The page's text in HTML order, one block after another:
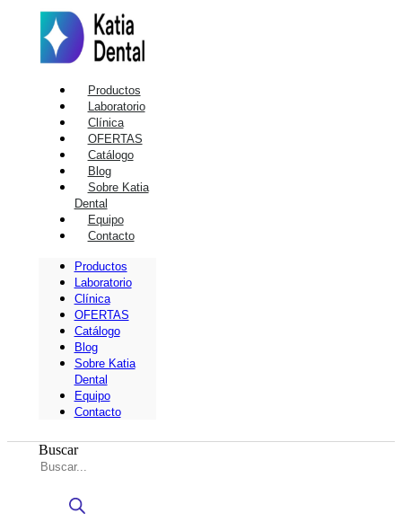
Productos
Laboratorio
Clínica
OFERTAS
Catálogo
Blog
Sobre Katia
Dental
Equipo
Contacto
Productos
Laboratorio
Clínica
OFERTAS
Catálogo
Blog
Sobre Katia
Dental
Equipo
Contacto
Buscar